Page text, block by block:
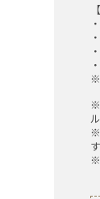
※
※
※
※